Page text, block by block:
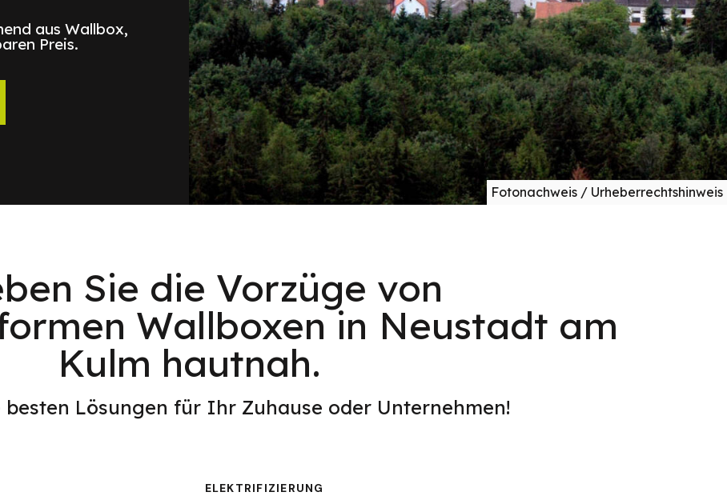
aus Wallbox,
Preis.
Fotonachweis / Urheberrechtshinweis
Sie die Vorzüge von
Wallboxen in Neustadt am
Kulm hautnah.
Lösungen für Ihr Zuhause oder Unternehmen!
ELEKTRIFIZIERUNG